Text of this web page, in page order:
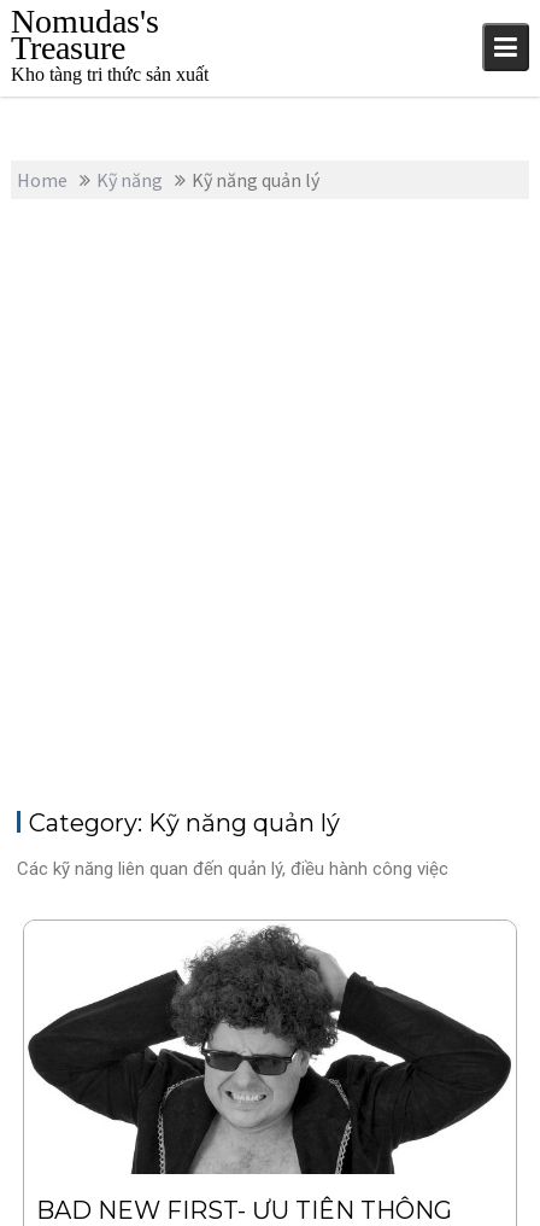
p
Nomudas's
Treasure
Kho tàng tri thức sản xuất
Home Kỹ năng Kỹ năng quản lý
Category: Kỹ năng quản lý
Các kỹ năng liên quan đến quản lý, điều hành công việc
BAD NEW FIRST- ƯU TIÊN THÔNG